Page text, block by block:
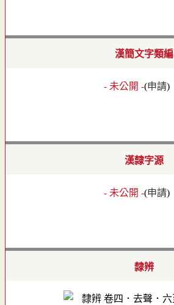
漢簡文字類編
- 未公開 -(申請)
漢隸字源
- 未公開 -(申請)
隸辨